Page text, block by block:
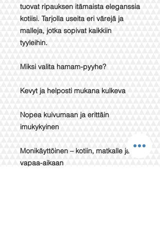
tuovat ripauksen itämaista eleganssia
kotiisi. Tarjolla useita eri värejä ja
malleja, jotka sopivat kaikkiin
tyyleihin.
Miksi valita hamam-pyyhe?
Kevyt ja helposti mukana kulkeva
Nopea kuivumaan ja erittäin
imukykyinen
Monikäyttöinen – kotiin, matkalle ja
vapaa-aikaan